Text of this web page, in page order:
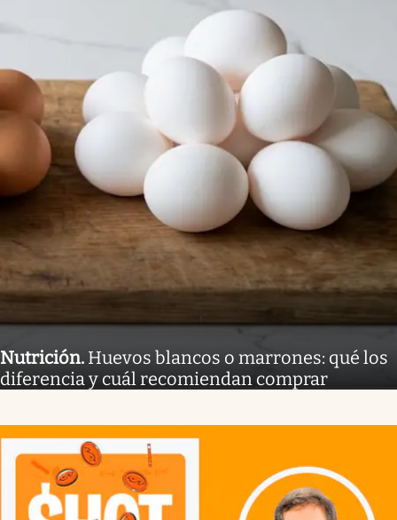
Nutrición. Huevos blancos o marrones: qué los
diferencia y cuál recomiendan comprar